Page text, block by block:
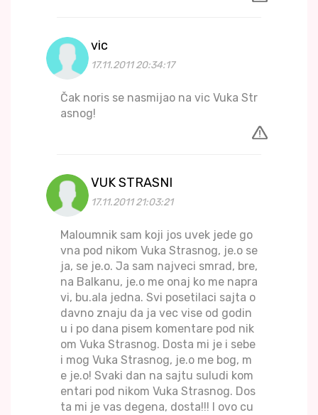
vic
17.11.2011 20:34:17
Čak noris se nasmijao na vic Vuka Str
asnog!
VUK STRASNI
17.11.2011 21:03:21
Maloumnik sam koji jos uvek jede go
vna pod nikom Vuka Strasnog, je.o se
ja, se je.o. Ja sam najveci smrad, bre,
na Balkanu, je.o me onaj ko me napra
vi, bu.ala jedna. Svi posetilaci sajta o
davno znaju da ja vec vise od godin
u i po dana pisem komentare pod nik
om Vuka Strasnog. Dosta mi je i sebe
i mog Vuka Strasnog, je.o me bog, m
e je.o! Svaki dan na sajtu suludi kom
entari pod nikom Vuka Strasnog. Dos
ta mi je vas degena, dosta!!! I ovo cu